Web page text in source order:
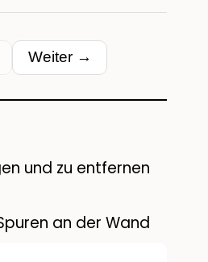
Weiter →
und zu entfernen
an der Wand